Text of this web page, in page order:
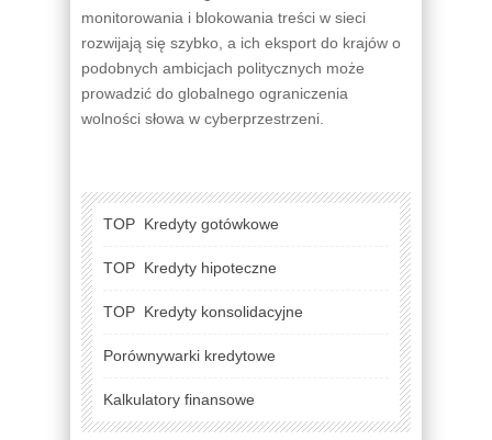
monitorowania i blokowania treści w sieci
rozwijają się szybko, a ich eksport do krajów o
podobnych ambicjach politycznych może
prowadzić do globalnego ograniczenia
wolności słowa w cyberprzestrzeni.
TOP Kredyty gotówkowe
TOP Kredyty hipoteczne
TOP Kredyty konsolidacyjne
Porównywarki kredytowe
Kalkulatory finansowe